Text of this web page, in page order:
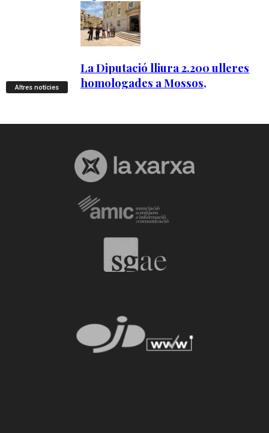
Altres notícies